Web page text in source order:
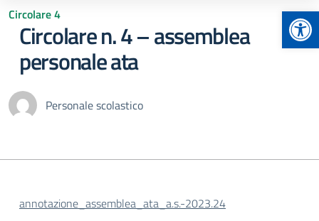
Circolare 4
Circolare n. 4 – assemblea
personale ata
Personale scolastico
annotazione_assemblea_ata_a.s.-2023.24